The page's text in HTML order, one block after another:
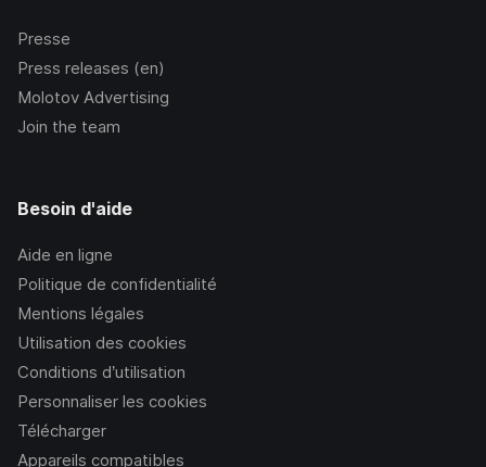
Presse
Press releases (en)
Molotov Advertising
Join the team
Besoin d'aide
Aide en ligne
Politique de confidentialité
Mentions légales
Utilisation des cookies
Conditions d’utilisation
Personnaliser les cookies
Télécharger
Appareils compatibles